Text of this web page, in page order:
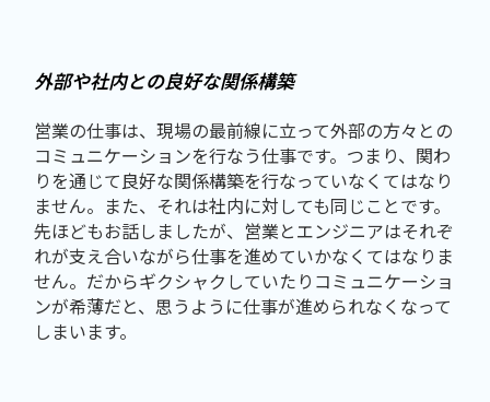
外部や社内との良好な関係構築
営業の仕事は、現場の最前線に立って外部の方々との
コミュニケーションを行なう仕事です。つまり、関わ
りを通じて良好な関係構築を行なっていなくてはなり
ません。また、それは社内に対しても同じことです。
先ほどもお話しましたが、営業とエンジニアはそれぞ
れが支え合いながら仕事を進めていかなくてはなりま
せん。だからギクシャクしていたりコミュニケーショ
ンが希薄だと、思うように仕事が進められなくなって
しまいます。